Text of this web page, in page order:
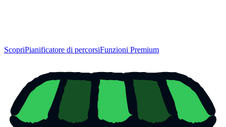
ScopriPianificatore di percorsiFunzioni Premium